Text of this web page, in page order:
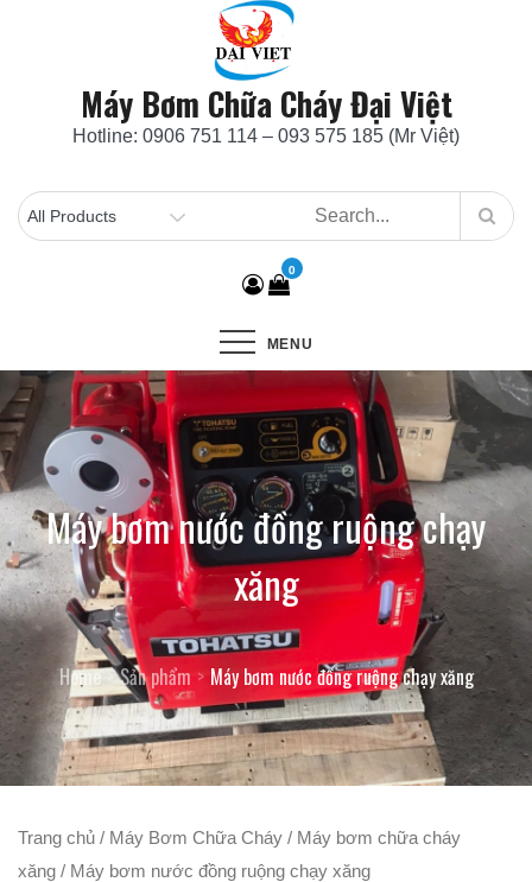
Máy Bơm Chữa Cháy Đại Việt
Hotline: 0906 751 114 – 093 575 185 (Mr Việt)
0
MENU
Máy bơm nước đồng ruộng chạy
xăng
Home Sản phẩm Máy bơm nước đồng ruộng chạy xăng
Trang chủ / Máy Bơm Chữa Cháy / Máy bơm chữa cháy
xăng / Máy bơm nước đồng ruộng chạy xăng